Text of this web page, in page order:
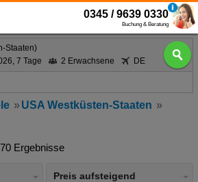
0345 / 9639 0330
Buchung & Beratung
Staaten)
7 Tage
2 Erwachsene DE
USA Westküsten-Staaten
70 Ergebnisse
Preis aufsteigend